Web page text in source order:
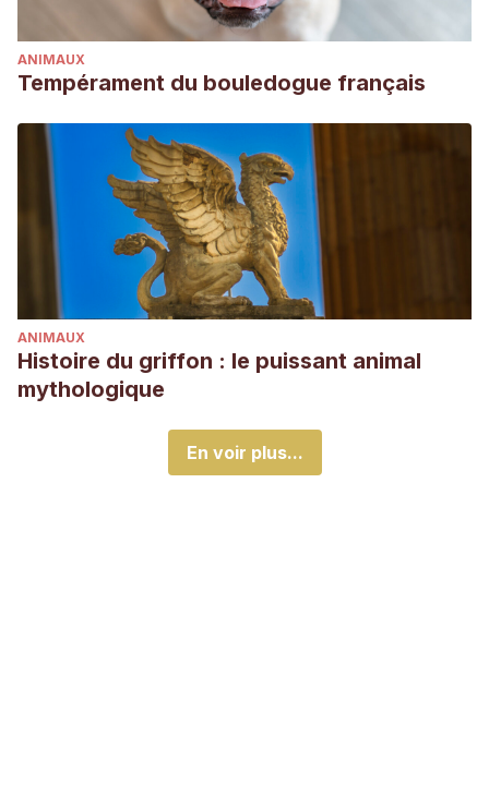
ANIMAUX
Tempérament du bouledogue français
ANIMAUX
Histoire du griffon : le puissant animal
mythologique
En voir plus...